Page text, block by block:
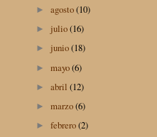
►agosto(10)
► julio(16)
► junio(18)
►mayo(6)
►abril(12)
►marzo(6)
►febrero(2)